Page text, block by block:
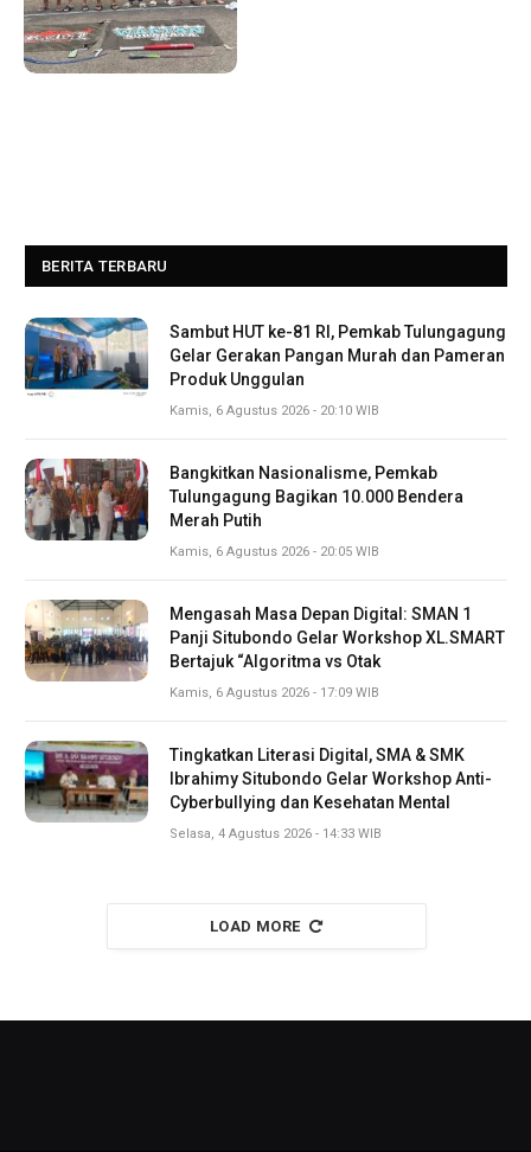
BERITA TERBARU
Sambut HUT ke-81 RI, Pemkab Tulungagung
Gelar Gerakan Pangan Murah dan Pameran
Produk Unggulan
Kamis, 6 Agustus 2026 - 20:10 WIB
Bangkitkan Nasionalisme, Pemkab
Tulungagung Bagikan 10.000 Bendera
Merah Putih
Kamis, 6 Agustus 2026 - 20:05 WIB
Mengasah Masa Depan Digital: SMAN 1
Panji Situbondo Gelar Workshop XL.SMART
Bertajuk “Algoritma vs Otak
Kamis, 6 Agustus 2026 - 17:09 WIB
Tingkatkan Literasi Digital, SMA & SMK
Ibrahimy Situbondo Gelar Workshop Anti-
Cyberbullying dan Kesehatan Mental
Selasa, 4 Agustus 2026 - 14:33 WIB
LOAD MORE